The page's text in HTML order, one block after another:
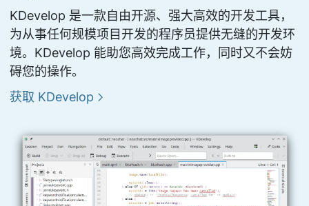
KDevelop 是一款自由开源、强大高效的开发工具，
为从事任何规模项目开发的程序员提供无缝的开发环
境。KDevelop 能助您高效完成工作，同时又不会妨
碍您的操作。
获取 KDevelop